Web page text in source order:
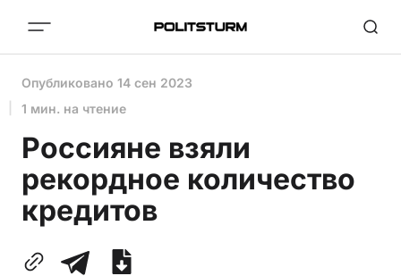
Опубликовано 14 сен 2023
1 мин. на чтение
Россияне взяли
рекордное количество
кредитов